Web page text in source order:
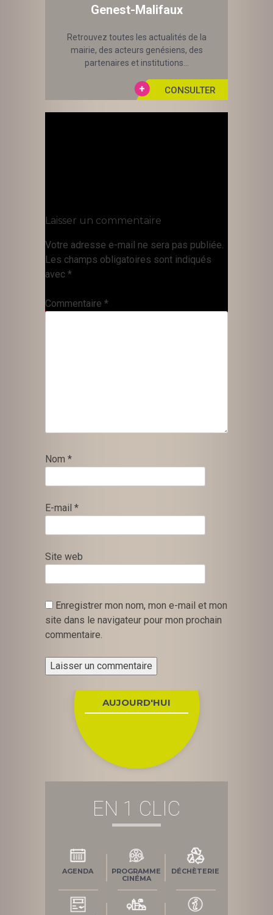
Genest-Malifaux
Retrouvez toutes les actualités de la
mairie, des acteurs genésiens, des
partenaires et institutions...
Laisser un commentaire
Votre adresse e-mail ne sera pas publiée.
Les champs obligatoires sont indiqués
avec *
Commentaire *
Nom *
E-mail *
Site web
Enregistrer mon nom, mon e-mail et mon
site dans le navigateur pour mon prochain
commentaire.
AUJOURD'HUI
EN 1 CLIC
AGENDA
PROGRAMME
CINÉMA
DÉCHÈTERIE